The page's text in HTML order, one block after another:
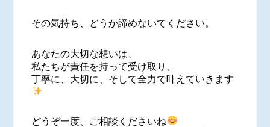
その気持ち、どうか諦めないでください。
あなたの大切な想いは、
私たちが責任を持って受け取り、
丁寧に、大切に、そして全力で叶えていきます
どうぞ一度、ご相談くださいね